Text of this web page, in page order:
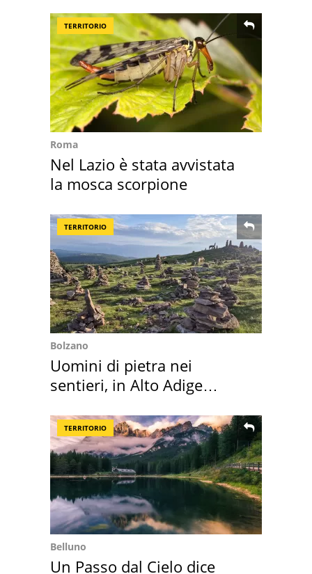
TERRITORIO
Roma
Nel Lazio è stata avvistata
la mosca scorpione
TERRITORIO
Bolzano
Uomini di pietra nei
sentieri, in Alto Adige
TERRITORIO
Belluno
Un Passo dal Cielo dice